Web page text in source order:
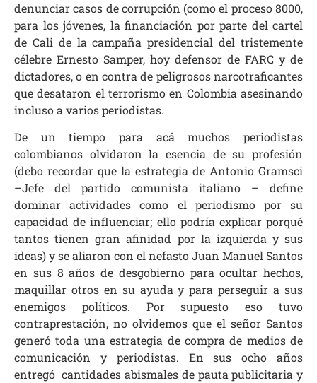
denunciar casos de corrupción (como el proceso 8000,
para los jóvenes, la financiación por parte del cartel
de Cali de la campaña presidencial del tristemente
célebre Ernesto Samper, hoy defensor de FARC y de
dictadores, o en contra de peligrosos narcotraficantes
que desataron el terrorismo en Colombia asesinando
incluso a varios periodistas.
De un tiempo para acá muchos periodistas
colombianos olvidaron la esencia de su profesión
(debo recordar que la estrategia de Antonio Gramsci
–Jefe del partido comunista italiano – define
dominar actividades como el periodismo por su
capacidad de influenciar; ello podría explicar porqué
tantos tienen gran afinidad por la izquierda y sus
ideas) y se aliaron con el nefasto Juan Manuel Santos
en sus 8 años de desgobierno para ocultar hechos,
maquillar otros en su ayuda y para perseguir a sus
enemigos políticos. Por supuesto eso tuvo
contraprestación, no olvidemos que el señor Santos
generó toda una estrategia de compra de medios de
comunicación y periodistas. En sus ocho años
entregó cantidades abismales de pauta publicitaria y